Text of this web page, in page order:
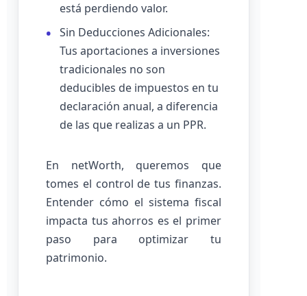
está perdiendo valor.
Sin Deducciones Adicionales:
Tus aportaciones a inversiones
tradicionales no son
deducibles de impuestos en tu
declaración anual, a diferencia
de las que realizas a un PPR.
En netWorth, queremos que
tomes el control de tus finanzas.
Entender cómo el sistema fiscal
impacta tus ahorros es el primer
paso para optimizar tu
patrimonio.